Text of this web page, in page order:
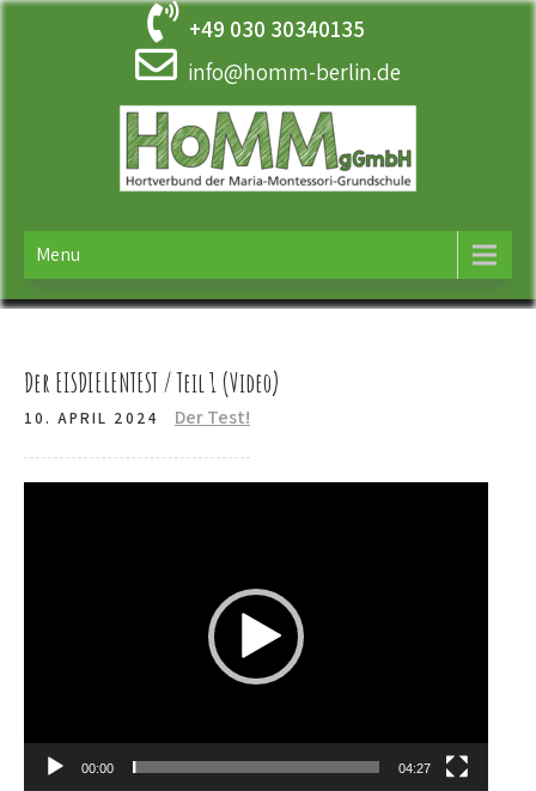
Skip
+49 030 30340135
info@homm-berlin.de
HOMM
Menu
Der EISDIELENTEST / Teil 1 (Video)
10. APRIL 2024 Der Test!
00:00 04:27